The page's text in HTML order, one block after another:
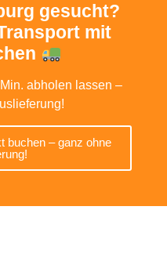
gesucht?
mit
abholen lassen –
buchen – ganz ohne